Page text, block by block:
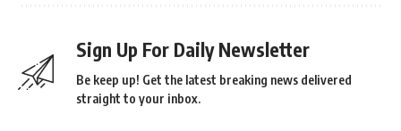
Sign Up For Daily Newsletter
Be keep up! Get the latest breaking news delivered
straight to your inbox.